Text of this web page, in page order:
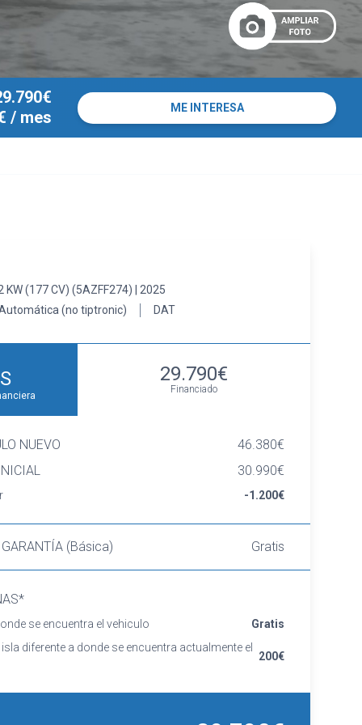
/ mes
ME INTERESA
KW (177 CV) (5AZFF274) | 2025
(no tiptronic)
DAT
29.790€
Financiado
NUEVO
46.380€
30.990€
-1.200€
(Básica) Gratis
se encuentra el vehiculo
Gratis
diferente a donde se encuentra actualmente el
200€